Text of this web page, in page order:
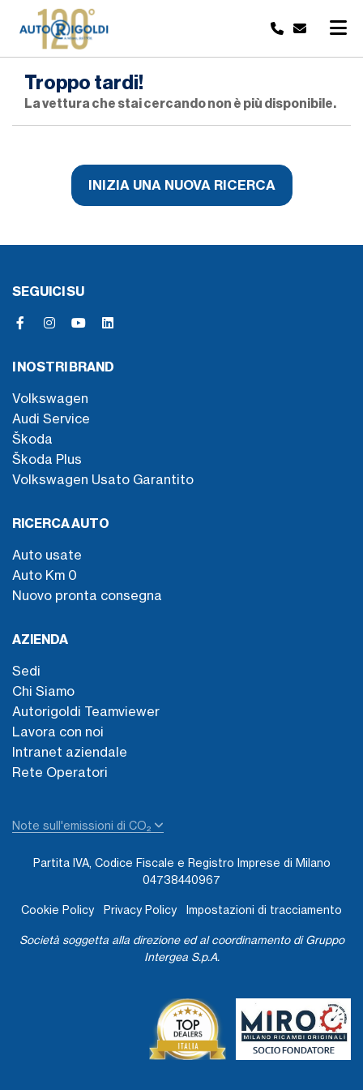
Troppo tardi!
La vettura che stai cercando non è più disponibile.
INIZIA UNA NUOVA RICERCA
SEGUICI SU
I NOSTRI BRAND
Volkswagen
Audi Service
Škoda
Škoda Plus
Volkswagen Usato Garantito
RICERCA AUTO
Auto usate
Auto Km 0
Nuovo pronta consegna
AZIENDA
Sedi
Chi Siamo
Autorigoldi Teamviewer
Lavora con noi
Intranet aziendale
Rete Operatori
Note sull'emissioni di CO₂
Partita IVA, Codice Fiscale e Registro Imprese di Milano
04738440967
Cookie Policy Privacy Policy Impostazioni di tracciamento
Società soggetta alla direzione ed al coordinamento di Gruppo
Intergea S.p.A.